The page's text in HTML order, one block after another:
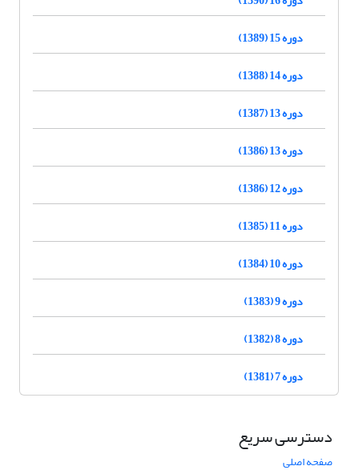
دوره 15 (1389)
دوره 14 (1388)
دوره 13 (1387)
دوره 13 (1386)
دوره 12 (1386)
دوره 11 (1385)
دوره 10 (1384)
دوره 9 (1383)
دوره 8 (1382)
دوره 7 (1381)
دسترسی سریع
صفحه اصلی